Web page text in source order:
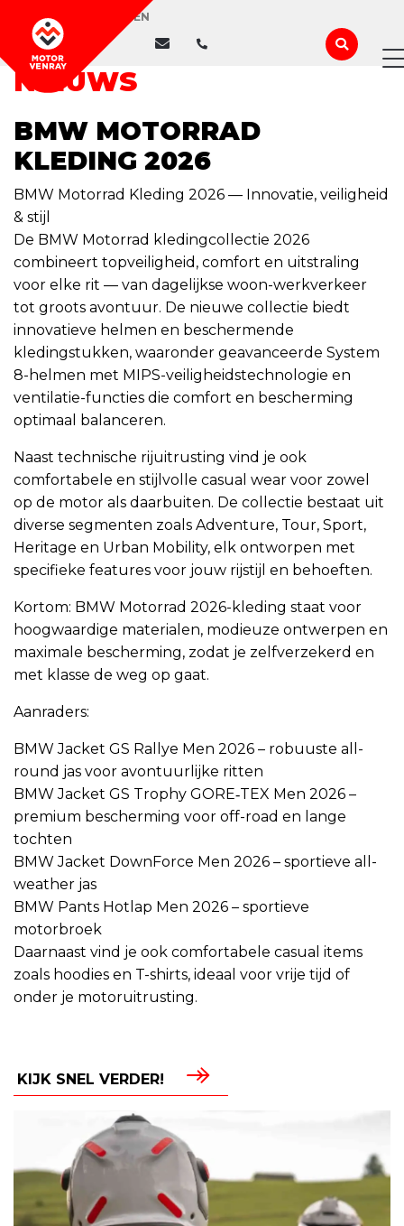
WIJ ZIJN GESLOTEN
NIEUWS
BMW MOTORRAD
KLEDING 2026
BMW Motorrad Kleding 2026 — Innovatie, veiligheid
& stijl
De BMW Motorrad kledingcollectie 2026
combineert topveiligheid, comfort en uitstraling
voor elke rit — van dagelijkse woon-werkverkeer
tot groots avontuur. De nieuwe collectie biedt
innovatieve helmen en beschermende
kledingstukken, waaronder geavanceerde System
8-helmen met MIPS-veiligheidstechnologie en
ventilatie-functies die comfort en bescherming
optimaal balanceren.
Naast technische rijuitrusting vind je ook
comfortabele en stijlvolle casual wear voor zowel
op de motor als daarbuiten. De collectie bestaat uit
diverse segmenten zoals Adventure, Tour, Sport,
Heritage en Urban Mobility, elk ontworpen met
specifieke features voor jouw rijstijl en behoeften.
Kortom: BMW Motorrad 2026-kleding staat voor
hoogwaardige materialen, modieuze ontwerpen en
maximale bescherming, zodat je zelfverzekerd en
met klasse de weg op gaat.
Aanraders:
BMW Jacket GS Rallye Men 2026 – robuuste all-
round jas voor avontuurlijke ritten
BMW Jacket GS Trophy GORE‑TEX Men 2026 –
premium bescherming voor off-road en lange
tochten
BMW Jacket DownForce Men 2026 – sportieve all-
weather jas
BMW Pants Hotlap Men 2026 – sportieve
motorbroek
Daarnaast vind je ook comfortabele casual items
zoals hoodies en T-shirts, ideaal voor vrije tijd of
onder je motoruitrusting.
KIJK SNEL VERDER!